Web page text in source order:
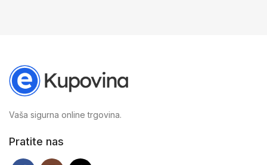
Vaša sigurna online trgovina.
Pratite nas